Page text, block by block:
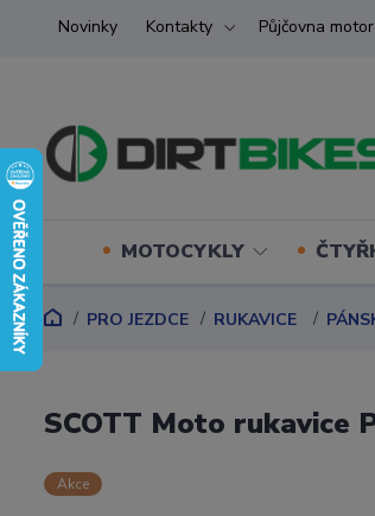
Novinky Kontakty Půjčovna
MOTOCYKLY
PRO JEZDCE RUKAVICE
SCOTT Moto rukavice
Akce